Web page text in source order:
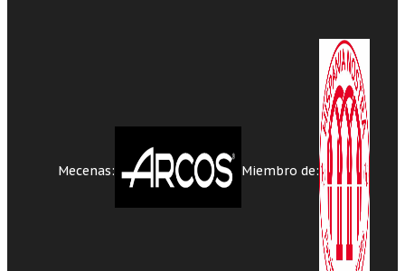
Mecenas: Miembro de: